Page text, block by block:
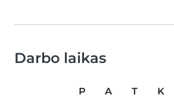
Darbo laikas
P A T K